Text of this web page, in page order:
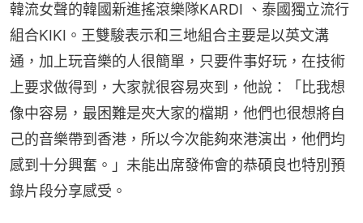
韓流女聲的韓國新進搖滾樂隊KARDI 、泰國獨立流行
組合KIKI。王雙駿表示和三地組合主要是以英文溝
通，加上玩音樂的人很簡單，只要件事好玩，在技術
上要求做得到，大家就很容易夾到，他說：「比我想
像中容易，最困難是夾大家的檔期，他們也很想將自
己的音樂帶到香港，所以今次能夠來港演出，他們均
感到十分興奮。」未能出席發佈會的恭碩良也特別預
錄片段分享感受。